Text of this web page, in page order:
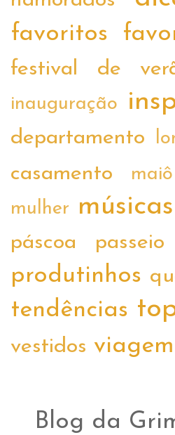
favoritos
festival de
inauguração
departamento
casamento maiô
mulher músicas
páscoa
passeio
produtinhos
tendências
vestidos viagem
Blog da